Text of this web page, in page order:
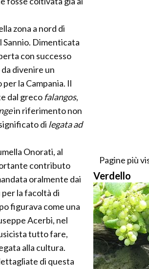
zona a nord di
Sannio. Dimenticata
con successo
divenire un
la Campania. Il
dal greco falangos,
in riferimento non
di legata ad
Onorati, al
contributo
oralmente dai
la facoltà di
figurava come una
Acerbi, nel
tutto fare,
alla cultura.
di questa
Pagine più
Verdello